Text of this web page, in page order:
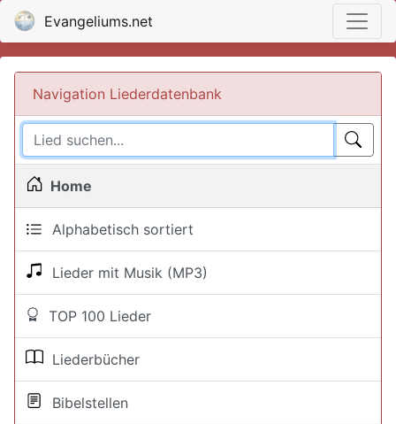
Evangeliums.net
Navigation Liederdatenbank
Home
Alphabetisch sortiert
Lieder mit Musik (MP3)
TOP 100 Lieder
Liederbücher
Bibelstellen